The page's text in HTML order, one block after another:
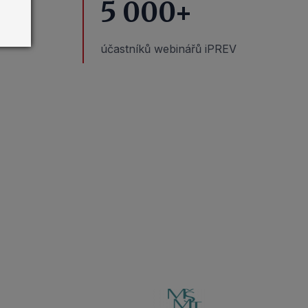
5 000+
účastníků webinářů iPREV